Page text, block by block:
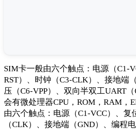
SIM卡一般由六个触点：电源（C1-
RST）、时钟（C3-CLK）、接地端
压（C6-VPP）、双向半双工UART
会有微处理器CPU，ROM，RAM，
由六个触点：电源（C1-VCC）、复
（CLK）、接地端（GND）、编程